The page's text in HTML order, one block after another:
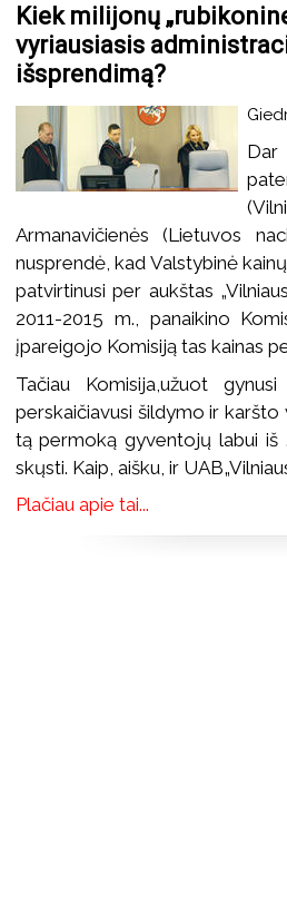
Kiek milijonų
vyriausiasis
išsprendimą?
Dar
Armanavičienės (Lietuvos
nusprendė, kad Valstybinė
patvirtinusi per aukštas
2011-2015 m., panaikino
įpareigojo Komisiją tas kainas
Tačiau Komisija,užuot
perskaičiavusi šildymo ir
tą permoką gyventojų labui iš
skųsti. Kaip, aišku, ir
Plačiau apie tai...